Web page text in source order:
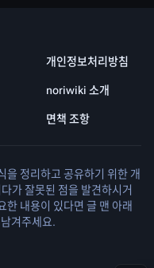
개인정보처리방침
noriwiki 소개
면책 조항
정리하고 공유하기 위한 개
가 잘못된 점을 발견하시거
한 내용이 있다면 글 맨 아래
겨주세요.